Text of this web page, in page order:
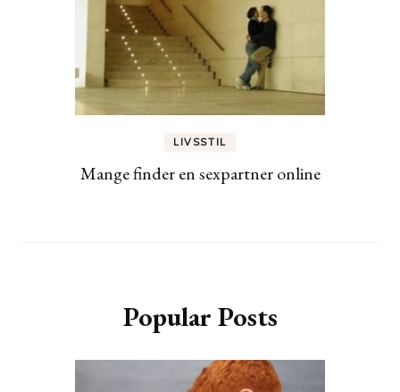
LIVSSTIL
Mange finder en sexpartner online
Popular Posts